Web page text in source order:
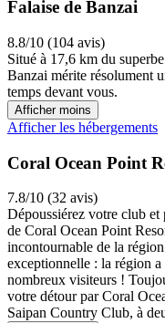
Falaise de Banzai
8.8/10 (104 avis)
Situé à 17,6 km du
Banzai mérite résolument
temps devant vous.
Afficher moins
Afficher les hébergements
Coral Ocean Point
7.8/10 (32 avis)
Dépoussiérez votre club et
de Coral Ocean Point
incontournable de la
exceptionnelle : la région
nombreux visiteurs !
votre détour par Coral
Saipan Country Club, à